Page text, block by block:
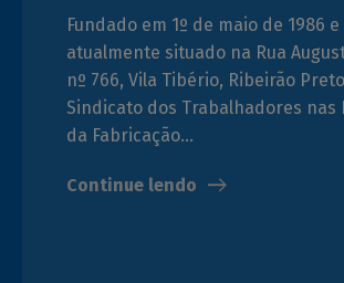
Fundado em 1º de maio de 1986 e
atualmente situado na Rua
nº 766, Vila Tibério, Ribeirão
Sindicato dos Trabalhadores nas
da Fabricação…
Continue lendo